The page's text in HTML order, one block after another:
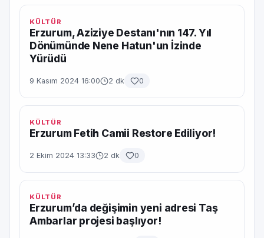
KÜLTÜR
Erzurum, Aziziye Destanı'nın 147. Yıl
Dönümünde Nene Hatun'un İzinde
Yürüdü
9 Kasım 2024 16:00 2 dk 0
KÜLTÜR
Erzurum Fetih Camii Restore Ediliyor!
2 Ekim 2024 13:33 2 dk 0
KÜLTÜR
Erzurum’da değişimin yeni adresi Taş
Ambarlar projesi başlıyor!